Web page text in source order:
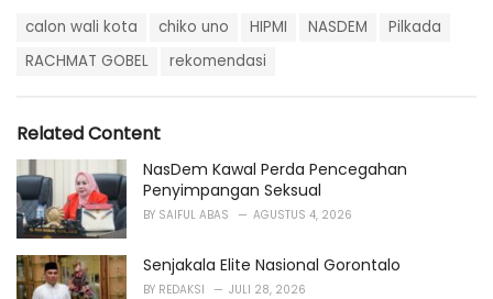
i
e
s
:
calon wali kota chiko uno HIPMI NASDEM
Pilkada
RACHMAT GOBEL
rekomendasi
Related Content
NasDem Kawal Perda Pencegahan
Penyimpangan Seksual
BY SAIFUL ABAS AGUSTUS 4, 2026
Senjakala Elite Nasional Gorontalo
BY REDAKSI JULI 28, 2026